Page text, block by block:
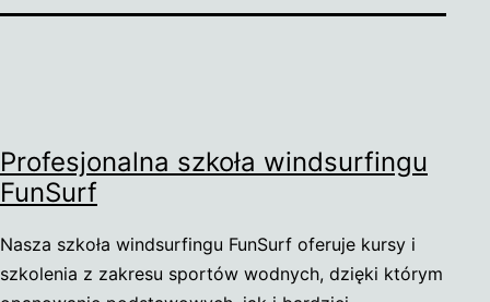
Profesjonalna szkoła windsurfingu
FunSurf
Nasza szkoła windsurfingu FunSurf oferuje kursy i
szkolenia z zakresu sportów wodnych, dzięki którym